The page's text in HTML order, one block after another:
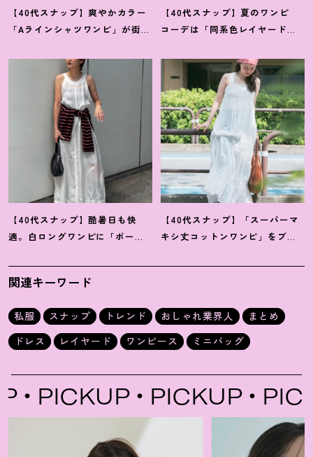
【40代スナップ】爽やかカラー
「Aラインシャツワンピ」が街で
さん
【40代スナップ】夏のワンピ
コーデは「同系色レイヤード」
さん
【40代スナップ】酷暑日も快
適。白ロングワンピに「ボー
美緒さん
【40代スナップ】「スーパーマ
キシ丈コットンワンピ」をブラ
さん
関連キーワード
私服 スナップ トレンド おしゃれ業界人
まとめ
ドレス
レイヤード ワンピース ミニバッグ
PICKUP PICKUP